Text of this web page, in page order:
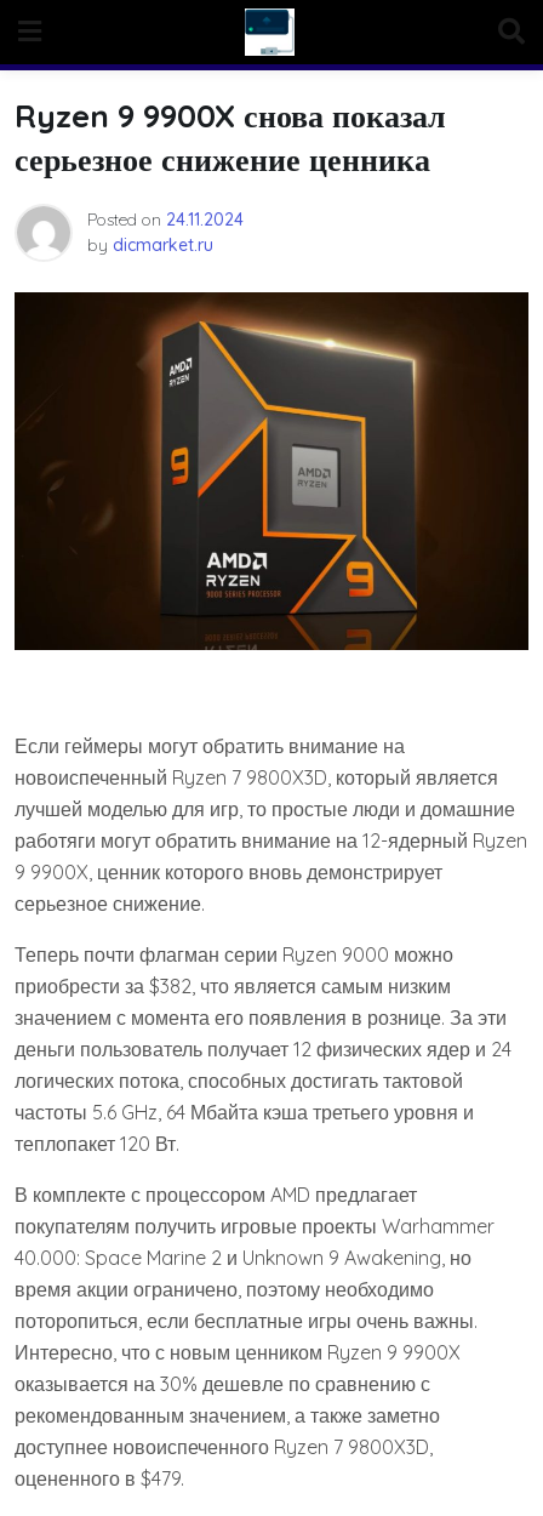
content
Ryzen 9 9900X снова показал
серьезное снижение ценника
Posted on 24.11.2024
by dicmarket.ru
Если геймеры могут обратить внимание на
новоиспеченный Ryzen 7 9800X3D, который является
лучшей моделью для игр, то простые люди и домашние
работяги могут обратить внимание на 12-ядерный Ryzen
9 9900X, ценник которого вновь демонстрирует
серьезное снижение.
Теперь почти флагман серии Ryzen 9000 можно
приобрести за $382, что является самым низким
значением с момента его появления в рознице. За эти
деньги пользователь получает 12 физических ядер и 24
логических потока, способных достигать тактовой
частоты 5.6 GHz, 64 Мбайта кэша третьего уровня и
теплопакет 120 Вт.
В комплекте с процессором AMD предлагает
покупателям получить игровые проекты Warhammer
40.000: Space Marine 2 и Unknown 9 Awakening, но
время акции ограничено, поэтому необходимо
поторопиться, если бесплатные игры очень важны.
Интересно, что с новым ценником Ryzen 9 9900X
оказывается на 30% дешевле по сравнению с
рекомендованным значением, а также заметно
доступнее новоиспеченного Ryzen 7 9800X3D,
оцененного в $479.